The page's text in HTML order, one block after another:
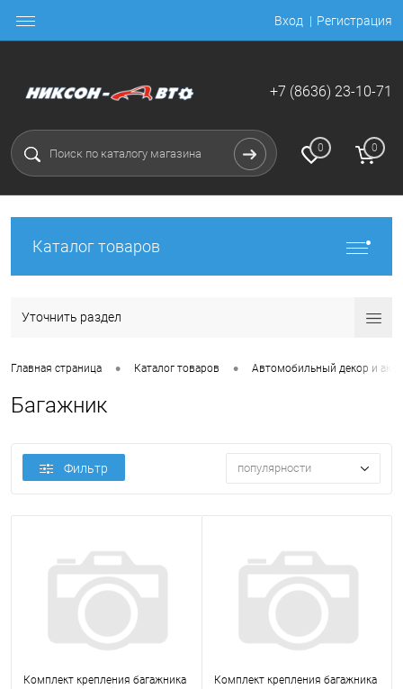
Вход Регистрация
+7 (8636) 23-10-71
0 0
Каталог товаров
Уточнить раздел
Главная страница • Каталог товаров • Автомобильный декор и
Багажник
Фильтр популярности
Комплект крепления багажника
Комплект крепления багажника